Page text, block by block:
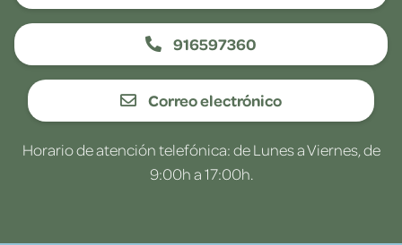
916597360
Correo electrónico
Horario de atención telefónica: de Lunes a Viernes, de
9:00h a 17:00h.